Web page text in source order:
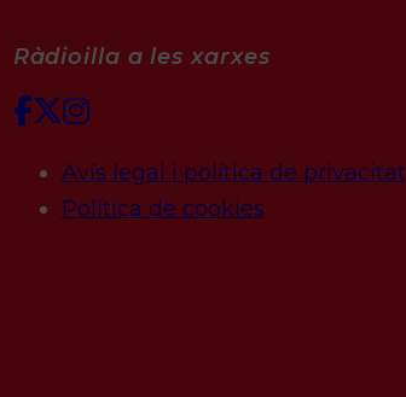
Ràdioilla a les xarxes
Avís legal i política de privacitat
Política de cookies